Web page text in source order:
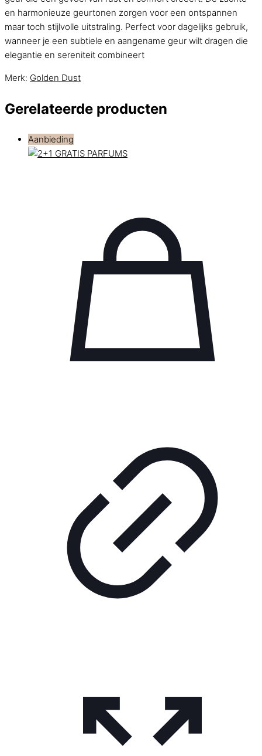
en harmonieuze geurtonen zorgen voor een ontspannen
maar toch stijlvolle uitstraling. Perfect voor dagelijks gebruik,
wanneer je een subtiele en aangename geur wilt dragen die
elegantie en sereniteit combineert
Merk: Golden Dust
Gerelateerde producten
Aanbieding